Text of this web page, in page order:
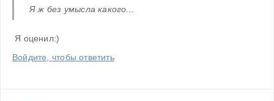
Я ж без умысла какого...
Я оценил:)
Войдите, чтобы ответить